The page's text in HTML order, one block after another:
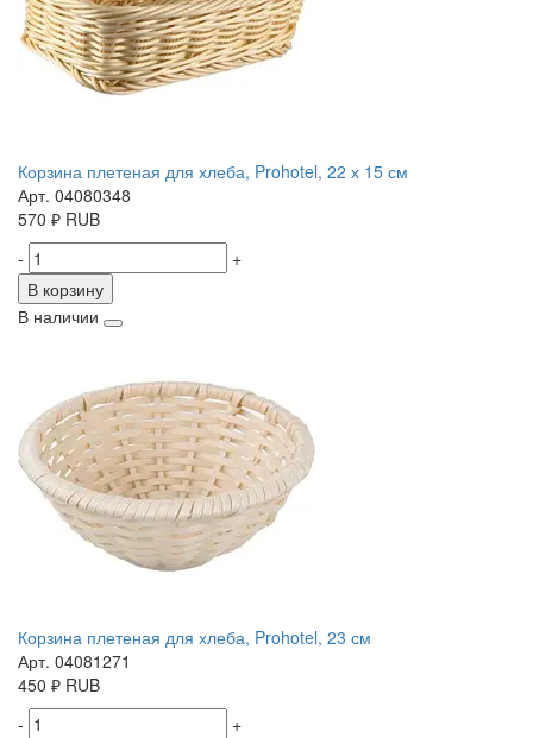
Корзина плетеная для хлеба, Prohotel, 22 х 15 см
Арт. 04080348
570 ₽ RUB
-
+
В корзину
В наличии
Корзина плетеная для хлеба, Prohotel, 23 см
Арт. 04081271
450 ₽ RUB
-
+